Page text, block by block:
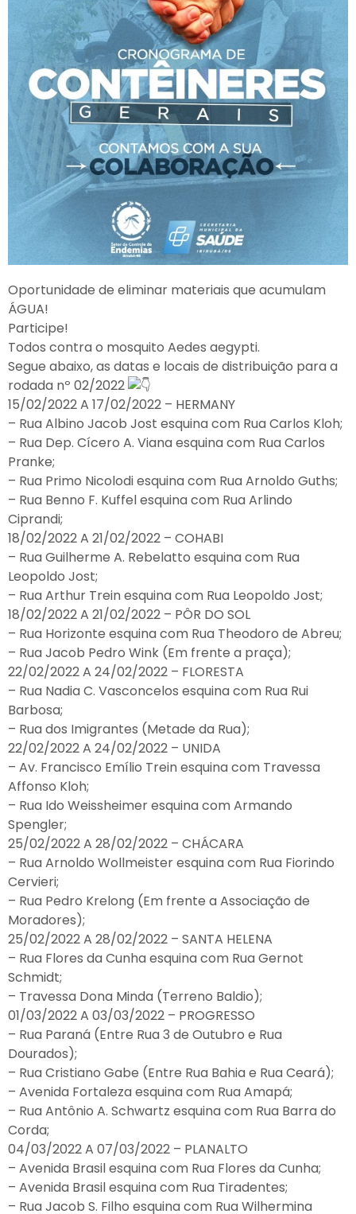
Oportunidade de eliminar materiais que acumulam
ÁGUA!
Participe!
Todos contra o mosquito Aedes aegypti.
Segue abaixo, as datas e locais de distribuição para a
rodada nº 02/2022
15/02/2022 A 17/02/2022 – HERMANY
– Rua Albino Jacob Jost esquina com Rua Carlos Kloh;
– Rua Dep. Cícero A. Viana esquina com Rua Carlos
Pranke;
– Rua Primo Nicolodi esquina com Rua Arnoldo Guths;
– Rua Benno F. Kuffel esquina com Rua Arlindo
Ciprandi;
18/02/2022 A 21/02/2022 – COHABI
– Rua Guilherme A. Rebelatto esquina com Rua
Leopoldo Jost;
– Rua Arthur Trein esquina com Rua Leopoldo Jost;
18/02/2022 A 21/02/2022 – PÔR DO SOL
– Rua Horizonte esquina com Rua Theodoro de Abreu;
– Rua Jacob Pedro Wink (Em frente a praça);
22/02/2022 A 24/02/2022 – FLORESTA
– Rua Nadia C. Vasconcelos esquina com Rua Rui
Barbosa;
– Rua dos Imigrantes (Metade da Rua);
22/02/2022 A 24/02/2022 – UNIDA
– Av. Francisco Emílio Trein esquina com Travessa
Affonso Kloh;
– Rua Ido Weissheimer esquina com Armando
Spengler;
25/02/2022 A 28/02/2022 – CHÁCARA
– Rua Arnoldo Wollmeister esquina com Rua Fiorindo
Cervieri;
– Rua Pedro Krelong (Em frente a Associação de
Moradores);
25/02/2022 A 28/02/2022 – SANTA HELENA
– Rua Flores da Cunha esquina com Rua Gernot
Schmidt;
– Travessa Dona Minda (Terreno Baldio);
01/03/2022 A 03/03/2022 – PROGRESSO
– Rua Paraná (Entre Rua 3 de Outubro e Rua
Dourados);
– Rua Cristiano Gabe (Entre Rua Bahia e Rua Ceará);
– Avenida Fortaleza esquina com Rua Amapá;
– Rua Antônio A. Schwartz esquina com Rua Barra do
Corda;
04/03/2022 A 07/03/2022 – PLANALTO
– Avenida Brasil esquina com Rua Flores da Cunha;
– Avenida Brasil esquina com Rua Tiradentes;
– Rua Jacob S. Filho esquina com Rua Wilhermina